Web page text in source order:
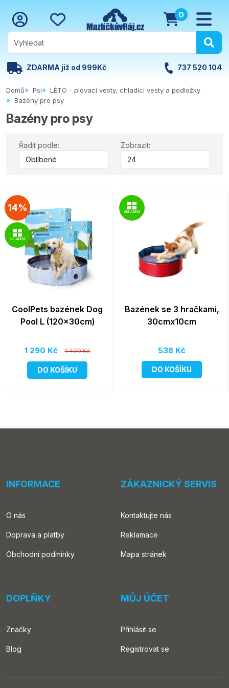
0
ZDARMA již od 999Kč 737 520 104
Domů Psi
LÉTO - plovací vesty, chladící vesty a podložky
Bazény pro psy
Bazény pro psy
Řadit podle: Zobrazit:
14%
SKLADEM
CoolPets bazének Dog
Pool L (120x30cm)
1 290 Kč 1 499 Kč
DO KOŠÍKU
SKLADEM
Bazének se 3 hračkami,
30cmx10cm
538 Kč
DO KOŠÍKU
INFORMACE
O nás
Doprava a platby
Obchodní podmínky
ZÁKAZNICKÝ SERVIS
Kontaktujte nás
Reklamace
Mapa stránek
DOPLŇKY
Značky
Blog
MŮJ ÚČET
Přihlásit se
Registrovat se